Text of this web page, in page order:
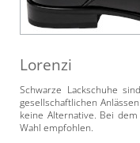
Lorenzi
Schwarze Lackschuhe
gesellschaftlichen
keine Alternative. Bei
Wahl empfohlen.